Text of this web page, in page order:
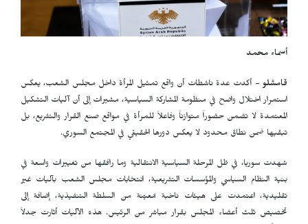
أسماء محمد
قامشلو - أكدت عدة ناشطات أن واقع تمثيل المرأة داخل مجلس الشعب، يعكس
استمرار اختلال واضح في منظومة المشاركة السياسية، مشيرات إلى أن آليات التشكيل
المعتمدة لا تضمن حضوراً متوازناً وفاعلاً للمرأة في مواقع صنع القرار والتشريع، بل
تبقيها ضمن نطاق محدود لا يعكس دورها الحقيقي في المجتمع السوري.
شهدت سوريا، في ظل المرحلة السياسية الانتقالية وما رافقها من تغييرات واسعة في
بنية النظام السياسي والمؤسسات التشريعية، انتخابات مجلس الشعب بآليات غير
تقليدية، اعتمدت على هيئات ناخبة مُعيّنة من السلطة التنفيذية، إضافة إلى
تخصيص ثلث أعضاء المجلس بقرار مباشر من الرئيس. هذه الآليات أثارت جدلاً